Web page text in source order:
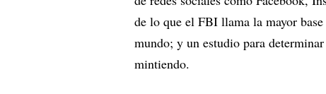
de lo que el FBI llama la mayor
mundo; y un estudio para
mintiendo.